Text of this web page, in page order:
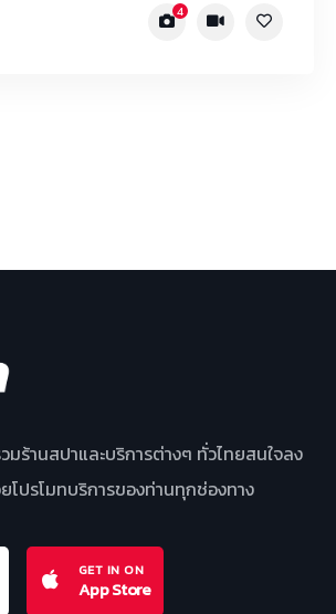
4
มร้านสปาและบริการต่างๆ ทั่วไทยสนใจลง
โปรโมทบริการของท่านทุกช่องทาง
GET IN ON
App Store